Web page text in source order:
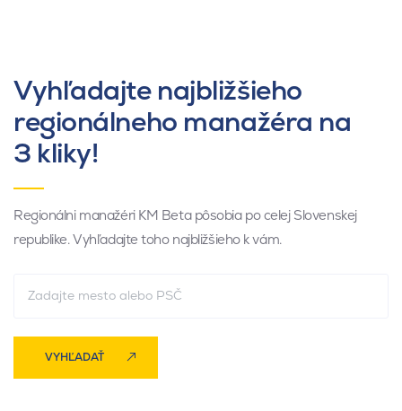
Vyhľadajte najbližšieho
regionálneho manažéra na
3 kliky!
Regionálni manažéri KM Beta pôsobia po celej Slovenskej
republike. Vyhľadajte toho najbližšieho k vám.
VYHĽADAŤ